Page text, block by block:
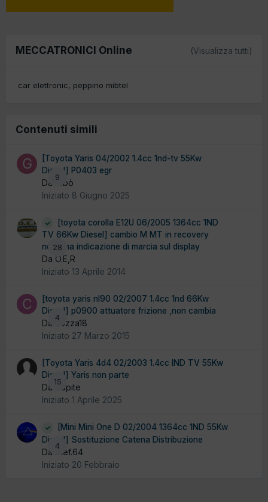
MECCATRONICI Online (Visualizza tutti)
car elettronic peppino mibtel
Contenuti simili
9
[Toyota Yaris 04/2002 1.4cc 1nd-tv 55Kw
Diesel] P0403 egr
Da Gibò
Iniziato 8 Giugno 2025
28
[toyota corolla E12U 06/2005 1364cc 1ND
TV 66Kw Diesel] cambio M MT in recovery
nessuna indicazione di marcia sul display
Da O.E,R
Iniziato 13 Aprile 2014
4
[toyota yaris nl90 02/2007 1.4cc 1nd 66Kw
Diesel] p0900 attuatore frizione ,non cambia
Da cozza18
Iniziato 27 Marzo 2015
15
[Toyota Yaris 4d4 02/2003 1.4cc IND TV 55Kw
Diesel] Yaris non parte
Da Ospite
Iniziato 1 Aprile 2025
4
[Mini Mini One D 02/2004 1364cc 1ND 55Kw
Diesel] Sostituzione Catena Distribuzione
Da Stef.64
Iniziato 20 Febbraio